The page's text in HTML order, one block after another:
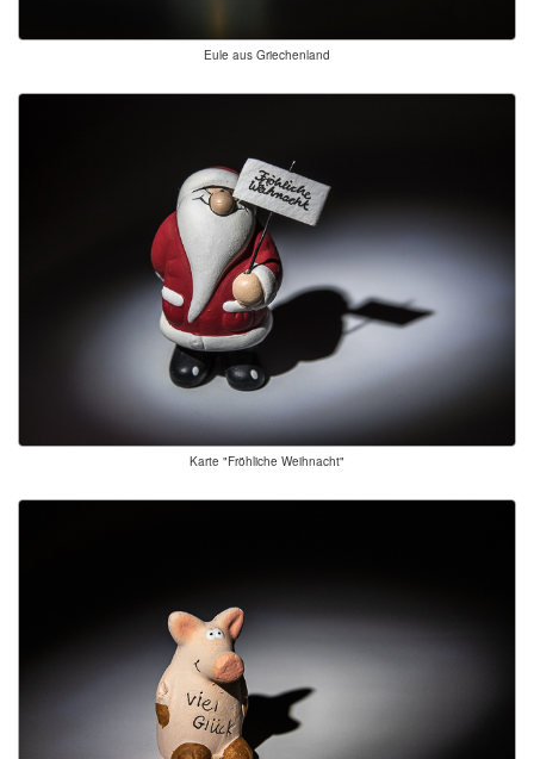
Eule aus Griechenland
Karte "Fröhliche Weihnacht"